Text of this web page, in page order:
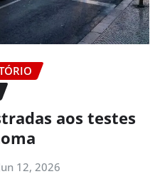
aos testes
12, 2026